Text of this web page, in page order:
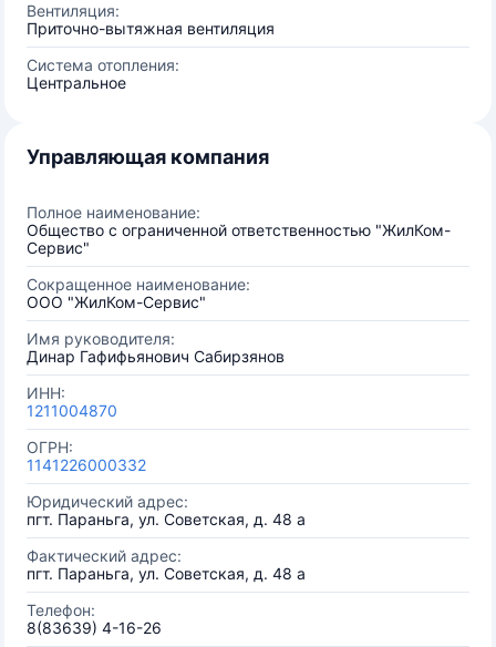
Вентиляция:
Приточно-вытяжная вентиляция
Система отопления:
Центральное
Управляющая компания
Полное наименование:
Общество с ограниченной ответственностью "ЖилКом-
Сервис"
Сокращенное наименование:
ООО "ЖилКом-Сервис"
Имя руководителя:
Динар Гафифьянович Сабирзянов
ИНН:
1211004870
ОГРН:
1141226000332
Юридический адрес:
пгт. Параньга, ул. Советская, д. 48 а
Фактический адрес:
пгт. Параньга, ул. Советская, д. 48 а
Телефон:
8(83639) 4-16-26